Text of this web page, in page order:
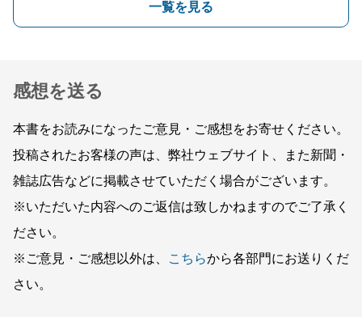
一覧を見る
感想を送る
本書をお読みになったご意見・ご感想をお寄せください。
投稿されたお客様の声は、弊社ウェブサイト、また新聞・
雑誌広告などに掲載させていただく場合がございます。
※いただいた内容へのご返信は致しかねますのでご了承く
ださい。
※ご意見・ご感想以外は、
こちらから各部門にお送りくだ
さい。